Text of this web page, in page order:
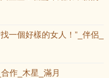
一個好樣的女人！”_伴侶_
作_木星_滿月